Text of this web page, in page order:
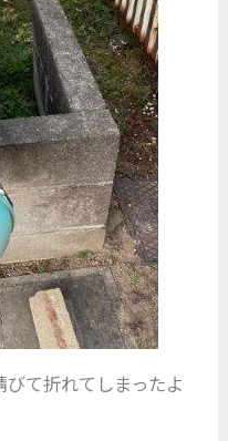
びて折れてしまったよ